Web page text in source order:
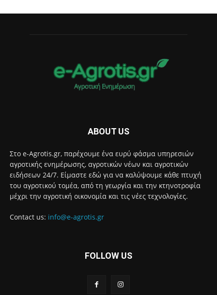
ABOUT US
Στο e-Agrotis.gr, παρέχουμε ένα ευρύ φάσμα υπηρεσιών
αγροτικής ενημέρωσης, αγροτικών νέων και αγροτικών
ειδήσεων 24/7. Είμαστε εδώ για να καλύψουμε κάθε πτυχή
του αγροτικού τομέα, από τη γεωργία και την κτηνοτροφία
μέχρι την αγροτική οικονομία και τις νέες τεχνολογίες.
Contact us: info@e-agrotis.gr
FOLLOW US